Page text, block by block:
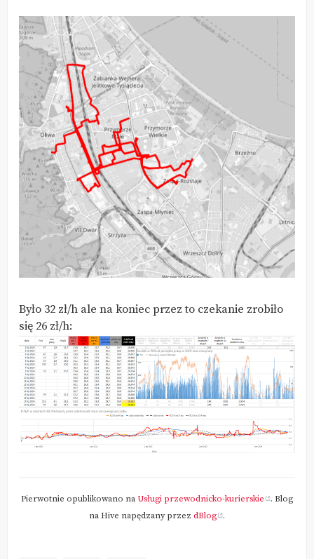
Było 32 zł/h ale na koniec przez to czekanie zrobiło
się 26 zł/h:
Pierwotnie opublikowano na Usługi przewodnicko-kurierskie
. Blog
na Hive napędzany przez dBlog .